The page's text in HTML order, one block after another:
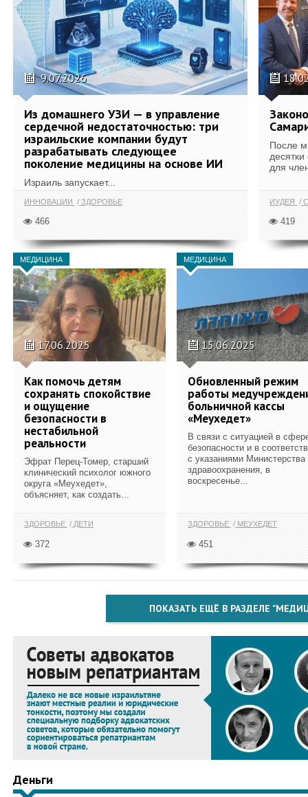
9.07.2026
Из домашнего УЗИ — в управление
сердечной недостаточностью: три
израильские компании будут
разрабатывать следующее
поколение медицины на основе ИИ
Израиль запускает...
ИННОВАЦИИ ЗДОРОВЬЕ
466
После
для
ИУДЕЯ
419
МЕДИЦИНА
17.06.2025
Как помочь детям
сохранять спокойствие
и ощущение
безопасности в
нестабильной
реальности
Эфрат Перец-Томер, старший
клинический психолог южного
округа «Меухедет»,
объясняет, как создать...
ЗДОРОВЬЕ ДЕТИ
372
МЕДИЦИНА
15.06.2025
Обновленный режим
работы
больничной кассы
«Меухедет»
В связи с ситуацией в
безопасности и в
с указаниями Министерства
здравоохранения, в
воскресенье...
ЗДОРОВЬЕ МЕУХЕДЕТ
451
ПОКАЗАТЬ ЕЩЁ В РАЗДЕЛЕ
Деньги